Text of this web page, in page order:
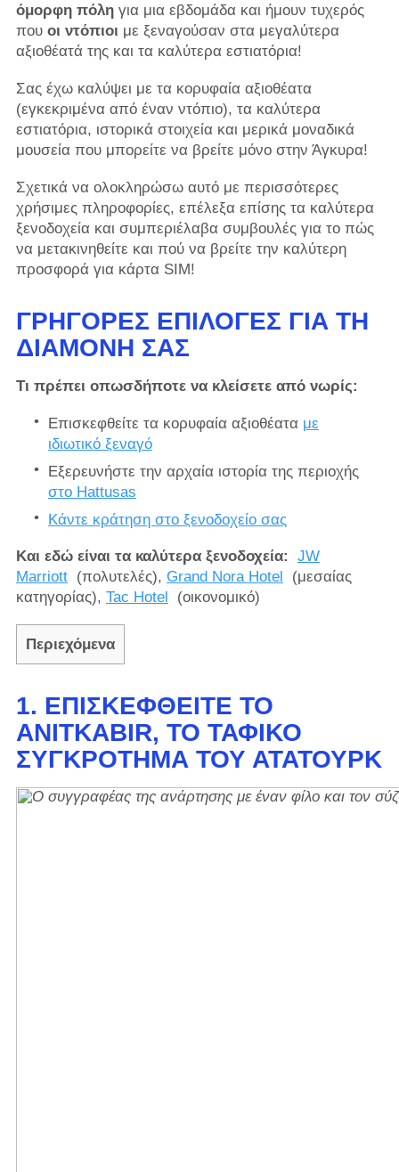
όμορφη πόληγια μια εβδομάδα και ήμουν τυχερός
που οι ντόπιοι με ξεναγούσαν στα μεγαλύτερα
αξιοθέατά της και τα καλύτερα εστιατόρια!
Σας έχω καλύψει με τα κορυφαία αξιοθέατα
(εγκεκριμένα από έναν ντόπιο), τα καλύτερα
εστιατόρια, ιστορικά στοιχεία και μερικά μοναδικά
μουσεία που μπορείτε να βρείτε μόνο στην Άγκυρα!
Σχετικά να ολοκληρώσω αυτό με περισσότερες
χρήσιμες πληροφορίες, επέλεξα επίσης τα καλύτερα
ξενοδοχεία και συμπεριέλαβα συμβουλές για το πώς
να μετακινηθείτε και πού να βρείτε την καλύτερη
προσφορά για κάρτα SIM!
ΓΡΉΓΟΡΕΣ ΕΠΙΛΟΓΈΣ ΓΙΑ ΤΗ
ΔΙΑΜΟΝΉ ΣΑΣ
Τι πρέπει οπωσδήποτε να κλείσετε από νωρίς:
Επισκεφθείτε τα κορυφαία αξιοθέατα με
ιδιωτικό ξεναγό
Εξερευνήστε την αρχαία ιστορία της περιοχής
στο Hattusas
Κάντε κράτηση στο ξενοδοχείο σας
Και εδώ είναι τα καλύτερα ξενοδοχεία:
JW
Marriott(πολυτελές), Grand Nora Hotel (μεσαίας
κατηγορίας), Tac Hotel (οικονομικό)
Περιεχόμενα
1. ΕΠΙΣΚΕΦΘΕΊΤΕ ΤΟ
ANITKABIR, ΤΟ ΤΑΦΙΚΌ
ΣΥΓΚΡΌΤΗΜΑ ΤΟΥ ΑΤΑΤΟΎΡΚ